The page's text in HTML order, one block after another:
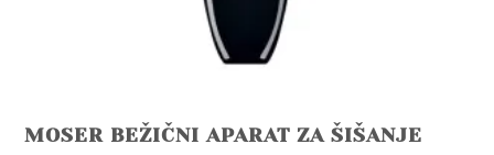
MOSER BEŽIČNI APARAT ZA ŠIŠANJE